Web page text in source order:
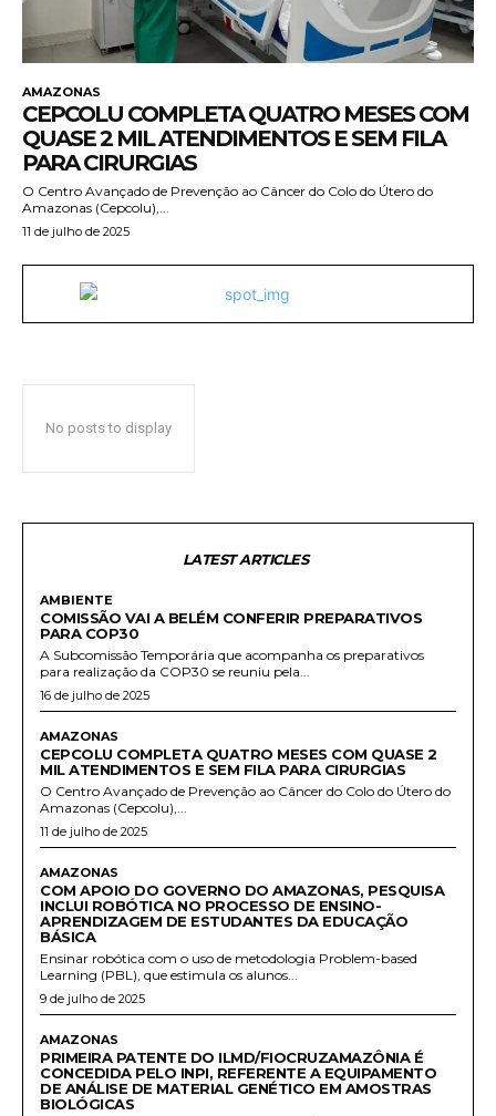
AMAZONAS
CEPCOLU COMPLETA QUATRO MESES COM
QUASE 2 MIL ATENDIMENTOS E SEM FILA
PARA CIRURGIAS
O Centro Avançado de Prevenção ao Câncer do Colo do Útero do
Amazonas (Cepcolu),...
11 de julho de 2025
No posts to display
LATEST ARTICLES
AMBIENTE
COMISSÃO VAI A BELÉM CONFERIR PREPARATIVOS
PARA COP30
A Subcomissão Temporária que acompanha os preparativos
para realização da COP30 se reuniu pela...
16 de julho de 2025
AMAZONAS
CEPCOLU COMPLETA QUATRO MESES COM QUASE 2
MIL ATENDIMENTOS E SEM FILA PARA CIRURGIAS
O Centro Avançado de Prevenção ao Câncer do Colo do Útero do
Amazonas (Cepcolu),...
11 de julho de 2025
AMAZONAS
COM APOIO DO GOVERNO DO AMAZONAS, PESQUISA
INCLUI ROBÓTICA NO PROCESSO DE ENSINO-
APRENDIZAGEM DE ESTUDANTES DA EDUCAÇÃO
BÁSICA
Ensinar robótica com o uso de metodologia Problem-based
Learning (PBL), que estimula os alunos...
9 de julho de 2025
AMAZONAS
PRIMEIRA PATENTE DO ILMD/FIOCRUZAMAZÔNIA É
CONCEDIDA PELO INPI, REFERENTE A EQUIPAMENTO
DE ANÁLISE DE MATERIAL GENÉTICO EM AMOSTRAS
BIOLÓGICAS